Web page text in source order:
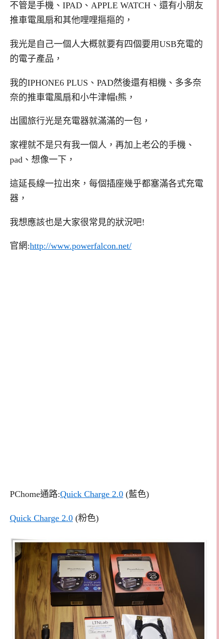
不管是手機、IPAD、APPLE WATCH、還有小朋友
推車電風扇和其他哩哩摳摳的，
我光是自己一個人大概就要有四個要用USB充電的
的電子產品，
我的IPHONE6 PLUS、PAD然後還有相機、多多奈
奈的推車電風扇和小牛津帽t熊，
出國旅行光是充電器就滿滿的一包，
家裡就不是只有我一個人，再加上老公的手機、
pad、想像一下，
這延長線一拉出來，每個插座幾乎都塞滿各式充電
器，
我想應該也是大家很常見的狀況吧!
官網:http://www.powerfalcon.net/
PChome通路:Quick Charge 2.0 (藍色)
Quick Charge 2.0 (粉色)